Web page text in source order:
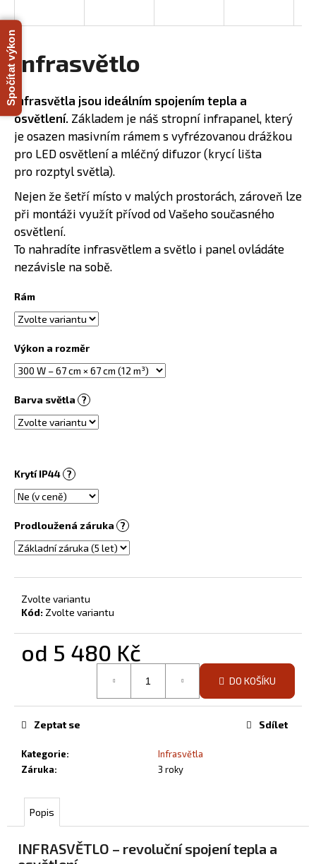
Infrasvětlo
Infrasvětla jsou ideálním spojením tepla a
osvětlení. Základem je náš stropní infrapanel, který
je osazen masivním rámem s vyfrézovanou drážkou
pro LED osvětlení a mléčný difuzor (krycí lišta
pro rozptyl světla).
Nejen že šetří místo v malých prostorách, zároveň lze
při montáži využít přívod od Vašeho současného
osvětlení.
To nahradíte infrasvětlem a světlo i panel ovládáte
nezávisle na sobě.
Rám
Výkon a rozměr
Barva světla ?
Krytí IP44 ?
Prodloužená záruka ?
Zvolte variantu
Kód: Zvolte variantu
od 5 480 Kč
DO KOŠÍKU
Kategorie:
Infrasvětla
Záruka: 3 roky
Zeptat se Sdílet
Popis
INFRASVĚTLO – revoluční spojení tepla a
a
j
í
t
?
HLEDAT
D
o
p
o
r
u
č
j
e
m
e
MOTIV
3
800
Spočítat výkon